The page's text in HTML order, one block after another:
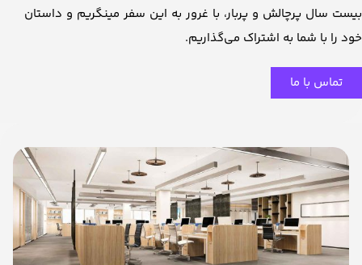
بیست سال پرچالش و پربار، با غرور به این سفر مینگریم و داستان
خود را با شما به اشتراک می‌گذاریم.
تماس با ما